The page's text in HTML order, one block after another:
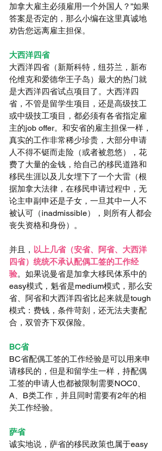
加拿大雇主必须雇用一个外国人？”如果
答案是否定的，那么小编在这里真诚地
劝告您远离雇主担保。
大西洋四省
大西洋四省（新斯科特，纽芬兰，新布
伦维克和爱德华王子岛）最大的热门就
是大西洋四省试点项目了。大西洋四
省，不管是留学生项目，还是高级技工
或中级技工项目，都必须有各省指定雇
主的job offer。和安省的雇主担保一样，
真实的工作非常稀少珍贵，大部分申请
人不得不铤而走险（或者被忽悠），花
费了大量的金钱，给自己的移民道路和
移民生涯以及儿女埋下了一个大雷（根
据加拿大法律，在移民申请过程中，无
论主申副申还是子女，一旦其中一人不
被认可（inadmissible），则所有人都会
丧失资格和身份）。
并且， 以上几省（安省、阿省、大西洋
四省）统统不承认配偶工签的工作经
验。如果说曼省是加拿大移民体系中的
easy模式，魁省是medium模式，那么安
省、阿省和大西洋四省比起来就是tough
模式：费钱，条件苛刻，还无法夫妻配
合，双管齐下双保险。
BC省
BC省配偶工签的工作经验是可以用来申
请移民的，但是和留学生一样，持配偶
工签的申请人也都被限制需要NOC0、
A、B类工作，并且同时需要有2年的相
关工作经验。
萨省
诚实地说，萨省的移民政策也属于easy